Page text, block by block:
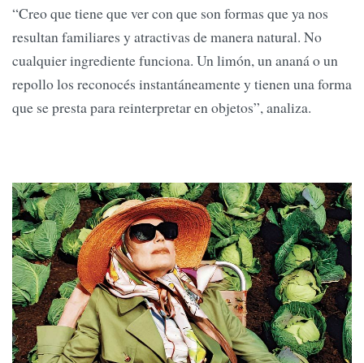
“Creo que tiene que ver con que son formas que ya nos
resultan familiares y atractivas de manera natural. No
cualquier ingrediente funciona. Un limón, un ananá o un
repollo los reconocés instantáneamente y tienen una forma
que se presta para reinterpretar en objetos”, analiza.